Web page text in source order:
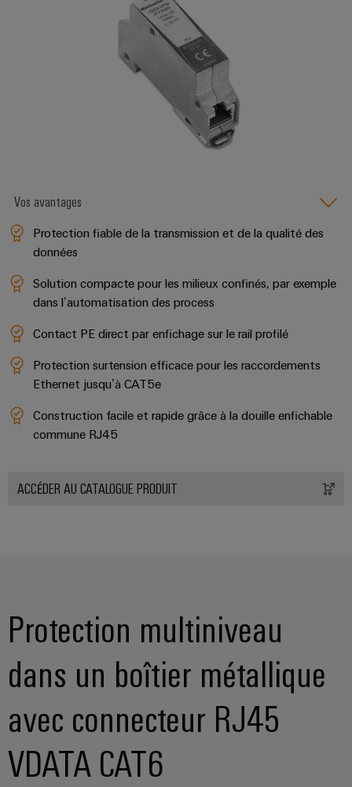
d'assemblage
modifiés
équipés
Assemblage
de
spécifiques
produits
Vos avantages
Protection fiable de la ​transmission et de la qualité des
données​
Solution compacte pour les milieux confinés, par exemple
dans l’automatisation des process ​
Contact PE direct par enfichage sur le rail profilé
Protection surtension efficace pour les raccordements ​
Ethernet jusqu’à CAT5e
Construction facile et rapide grâce à la douille enfichable
commune RJ45​
ACCÉDER AU CATALOGUE PRODUIT
Protection multiniveau
dans un boîtier métallique
avec connecteur RJ45
VDATA CAT6